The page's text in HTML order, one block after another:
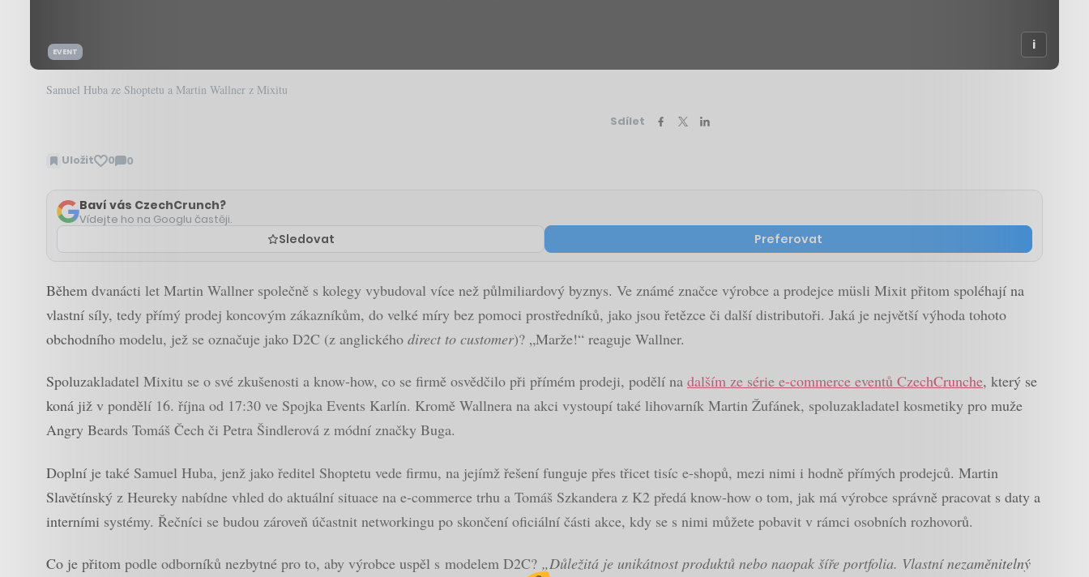
EVENT
Samuel Huba ze Shoptetu a Martin Wallner z Mixitu
Sdílet
Uložit 0 0
Zobrazit
Baví vás CzechCrunch?
Vídejte ho na Googlu častěji.
Sledovat Preferovat
Během dvanácti let Martin Wallner společně s kolegy vybudoval více než půlmiliardový byznys. Ve známé značce výrobce a prodejce müsli Mixit přitom spoléhají na
vlastní síly, tedy přímý prodej koncovým zákazníkům, do velké míry bez pomoci prostředníků, jako jsou řetězce či další distributoři. Jaká je největší výhoda tohoto
obchodního modelu, jež se označuje jako D2C (z anglického direct to customer)? „Marže!“ reaguje Wallner.
Spoluzakladatel Mixitu se o své zkušenosti a know-how, co se firmě osvědčilo při přímém prodeji, podělí na dalším ze série e-commerce eventů CzechCrunche, který se
koná již v pondělí 16. října od 17:30 ve Spojka Events Karlín. Kromě Wallnera na akci vystoupí také lihovarník Martin Žufánek, spoluzakladatel kosmetiky pro muže
Angry Beards Tomáš Čech či Petra Šindlerová z módní značky Buga.
Doplní je také Samuel Huba, jenž jako ředitel Shoptetu vede firmu, na jejímž řešení funguje přes třicet tisíc e-shopů, mezi nimi i hodně přímých prodejců. Martin
Slavětínský z Heureky nabídne vhled do aktuální situace na e-commerce trhu a Tomáš Szkandera z K2 předá know-how o tom, jak má výrobce správně pracovat s daty a
interními systémy. Řečníci se budou zároveň účastnit networkingu po skončení oficiální části akce, kdy se s nimi můžete pobavit v rámci osobních rozhovorů.
Co je přitom podle odborníků nezbytné pro to, aby výrobce uspěl s modelem D2C? „Důležitá je unikátnost produktů nebo naopak šíře portfolia. Vlastní nezaměnitelný